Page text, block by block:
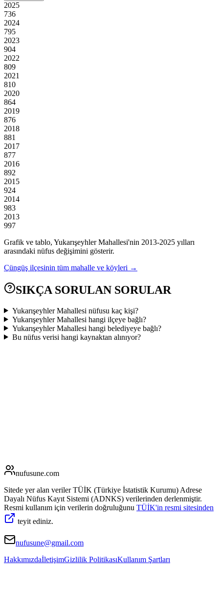
2025
736
2024
795
2023
904
2022
809
2021
810
2020
864
2019
876
2018
881
2017
877
2016
892
2015
924
2014
983
2013
997
Grafik ve tablo, YukarışeyhlerMahallesi'nin 2013-2025 yılları
arasındaki nüfus değişimini gösterir.
Çüngüş ilçesinin tüm mahalle ve köyleri →
SIKÇA SORULAN SORULAR
Yukarışeyhler Mahallesi nüfusu kaç kişi?
Yukarışeyhler Mahallesi hangi ilçeye bağlı?
Yukarışeyhler Mahallesi hangi belediyeye bağlı?
Bu nüfus verisi hangi kaynaktan alınıyor?
nufusune.com
Sitede yer alan veriler TÜİK (Türkiye İstatistik Kurumu) Adrese
Dayalı Nüfus Kayıt Sistemi (ADNKS) verilerinden derlenmiştir.
Resmi kullanım için verilerin doğruluğunu TÜİK'in resmi sitesinden
teyit ediniz.
nufusune@gmail.com
HakkımızdaİletişimGizlilik PolitikasıKullanım Şartları